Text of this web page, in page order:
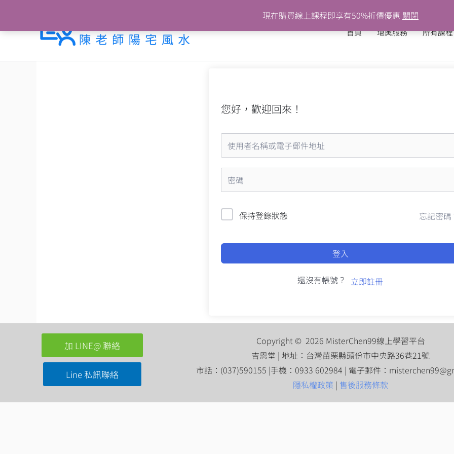
現在購買線上課程即享有50%折價優惠 關閉
內
首頁 堪輿服務 所有課程
您好，歡迎回來！
保持登錄狀態 忘記密碼
登入
還沒有帳號？ 立即註冊
加 LINE@ 聯絡
Line 私訊聯絡
Copyright © 2026 MisterChen99線上學習平台
吉恩堂 | 地址：台灣苗栗縣頭份市中央路36巷21號
市話：(037)590155 |手機：0933 602984 | 電子郵件：
隱私權政策 | 售後服務條款